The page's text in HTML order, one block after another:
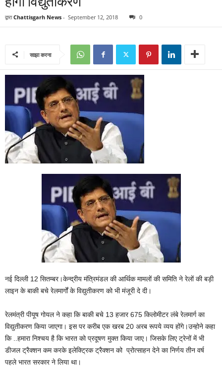
द्वारा Chattisgarh News - September 12, 2018 0
साझा करना
नई दिल्ली 12 सितम्बर।केन्‍द्रीय मंत्रिमंडल की आर्थिक मामलों की समिति ने रेलों की बड़ी
लाइन के बाकी बचे रेलमार्गों के विद्युतीकरण को भी मंजूरी दे दी।
रेलमंत्री पीयूष गोयल ने कहा कि बाकी बचे 13 ह‍जार 675 किलोमीटर लंबे रेलमार्ग का
विद्युतीकरण किया जाएगा। इस पर करीब एक खरब 20 अरब रूपये व्यय होंगे।उन्होने कहा
कि ..हमारा निश्‍चय है कि भारत को प्रदूषण मुक्‍त किया जाए। जिसके लिए ट्रेनों में भी
डीजल ट्रैक्‍शन कम करके इलेक्‍ट्रिक ट्रैक्‍शन को प्रोत्‍साहन देने का निर्णय तीन वर्ष
पहले भारत सरकार ने लिया था।